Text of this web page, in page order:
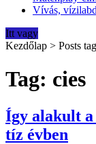
Vívás,
Itt vagy
Kezdőlap > Posts
Tag: cies
Így alakult
tíz évben